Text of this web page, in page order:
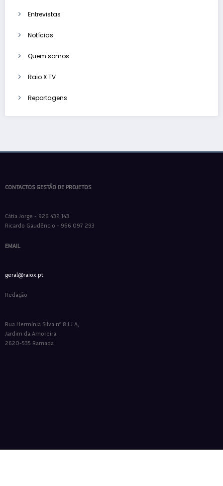
Entrevistas
Notícias
Quem somos
Raio X TV
Reportagens
CONTACTOS GESTÃO DE PROJETOS
Cátia Jorge - 926 432 143
Ricardo Gaudêncio - 966 097 293
EMAIL
geral@raiox.pt
Redação
Rua Hermínia Silva nº 8 LJ A,
Jardim da Amoreira
2620-535 Ramada